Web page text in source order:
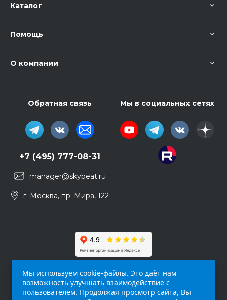
Каталог
Помощь
О компании
Обратная связь
+7 (495) 777-08-31
manager@skybeat.ru
г. Москва, пр. Мира, 122
Мы в социальных сетях
Мы используем cookie-файлы. Это даёт нам
возможность улучшать взаимодействие с
пользователем. Продолжая просмотр сайта, Вы